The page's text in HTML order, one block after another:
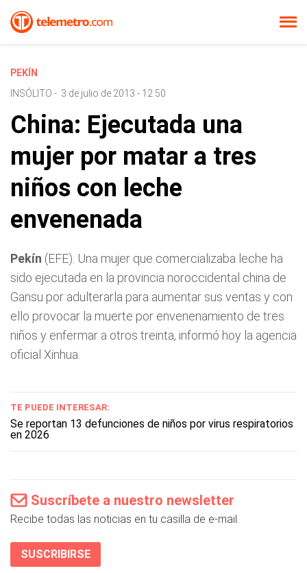
PEKÍN
INSÓLITO - 3 de julio de 2013 - 12:50
China: Ejecutada una
mujer por matar a tres
niños con leche
envenenada
Pekín (EFE). Una mujer que comercializaba leche ha
sido ejecutada en la provincia noroccidental china de
Gansu por adulterarla para aumentar sus ventas y con
ello provocar la muerte por envenenamiento de tres
niños y enfermar a otros treinta, informó hoy la agencia
oficial Xinhua.
TE PUEDE INTERESAR:
Se reportan 13 defunciones de niños por virus respiratorios
en 2026
Suscríbete a nuestro newsletter
Recibe todas las noticias en tu casilla de e-mail.
SUSCRIBIRSE